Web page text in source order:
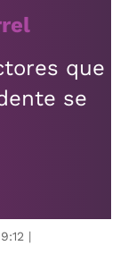
que
se
|